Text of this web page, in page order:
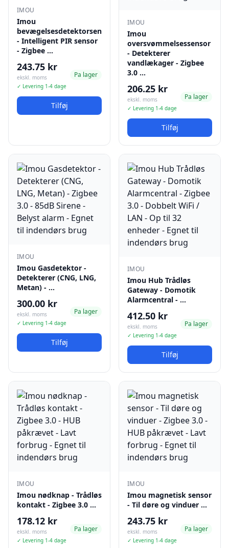
IMOU
Imou
bevægelsesdetektorsensor
- Intelligent PIR sensor
- Zigbee …
243.75 kr
ekskl. moms
✓ Levering 1-4 dage
Pa lager
Tilføj
IMOU
Imou
oversvømmelsessensor
- Detekterer
vandlækager - Zigbee
3.0 …
206.25 kr
ekskl. moms
✓ Levering 1-4 dage
Pa lager
Tilføj
IMOU
Imou Gasdetektor -
Detekterer (CNG, LNG,
Metan) - …
300.00 kr
ekskl. moms
✓ Levering 1-4 dage
Pa lager
Tilføj
IMOU
Imou Hub Trådløs
Gateway - Domotik
Alarmcentral - …
412.50 kr
ekskl. moms
✓ Levering 1-4 dage
Pa lager
Tilføj
IMOU
Imou nødknap - Trådløs
kontakt - Zigbee 3.0 …
178.12 kr
ekskl. moms
✓ Levering 1-4 dage
Pa lager
IMOU
Imou magnetisk sensor
- Til døre og vinduer …
243.75 kr
ekskl. moms
✓ Levering 1-4 dage
Pa lager